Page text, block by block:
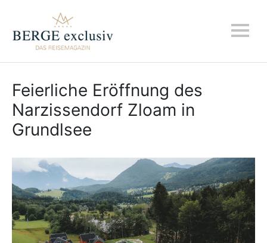
Feierliche Eröffnung des
Narzissendorf Zloam in
Grundlsee